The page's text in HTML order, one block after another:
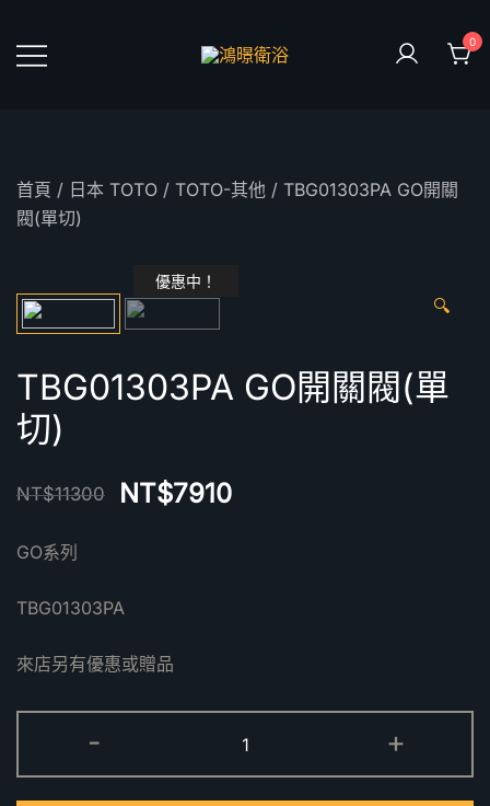
content
0
首頁 / 日本 TOTO / TOTO-其他 / TBG01303PA GO開關
閥(單切)
優惠中！
🔍
TBG01303PA GO開關閥(單
切)
NT$11300 NT$7910
GO系列
TBG01303PA
來店另有優惠或贈品
-
GO
開
+